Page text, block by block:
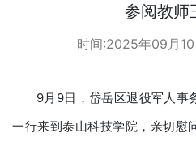
参阅教师
时间:2025年09月
9月9日，岱岳区退役军人事
一行来到泰山科技学院，亲切慰